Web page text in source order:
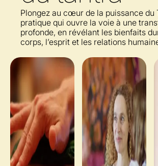
Plongez au cœur de la puissance du
pratique qui ouvre la voie à une
profonde, en révélant les bienfaits
corps, l’esprit et les relations